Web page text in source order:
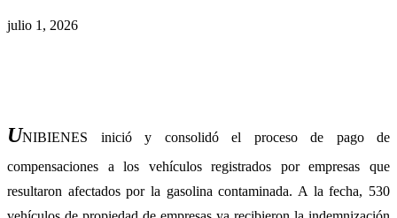
julio 1, 2026
UNIBIENES inició y consolidó el proceso de pago de
compensaciones a los vehículos registrados por empresas que
resultaron afectados por la gasolina contaminada. A la fecha, 530